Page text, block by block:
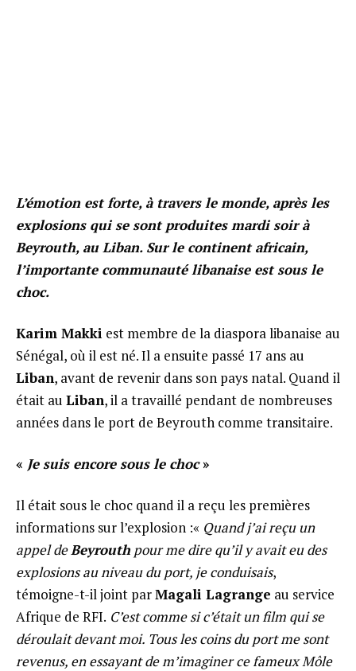
L’émotion est forte, à travers le monde, après les
explosions qui se sont produites mardi soir à
Beyrouth, au Liban. Sur le continent africain,
l’importante communauté libanaise est sous le
choc.
Karim Makki est membre de la diaspora libanaise au
Sénégal, où il est né. Il a ensuite passé 17 ans au
Liban, avant de revenir dans son pays natal. Quand il
était au Liban, il a travaillé pendant de nombreuses
années dans le port de Beyrouth comme transitaire.
« Je suis encore sous le choc»
Il était sous le choc quand il a reçu les premières
informations sur l’explosion :« Quand j’ai reçu un
appel deBeyrouth pour me dire qu’il y avait eu des
explosions au niveau du port, je conduisais,
témoigne-t-il joint parMagali Lagrange au service
Afrique de RFI. C’est comme si c’était un film qui se
déroulait devant moi. Tous les coins du port me sont
revenus, en essayant de m’imaginer ce fameux Môle